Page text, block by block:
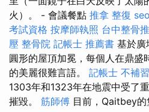
火）。 - 會議餐點 推拿 整復
考試資格 按摩師執照 台中整骨
壓 整骨院 記帳士 推薦書 基於廣
圓形的屋頂加冕，每個人在鼎盛
的美麗很難言語。 記帳士 不補習
1303年和1323年在地震中受了
摧毀。 筋師傅 目前，Qaitbey